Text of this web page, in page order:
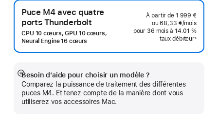
Puce M4 avec quatre
ports Thunderbolt
CPU 10 cœurs, GPU 10 cœurs,
Neural Engine 16 cœurs
À partir de 1 999 €
ou68,33 €/mois
pour 36 mois à 14.01 %
taux débiteur
bas
◊
Besoin d’aide pour choisir un modèle ?
Comparez la puissance de traitement des différentes
puces M4. Et tenez compte de la manière dont vous
utiliserez vos accessoires Mac.
Afficher
plus